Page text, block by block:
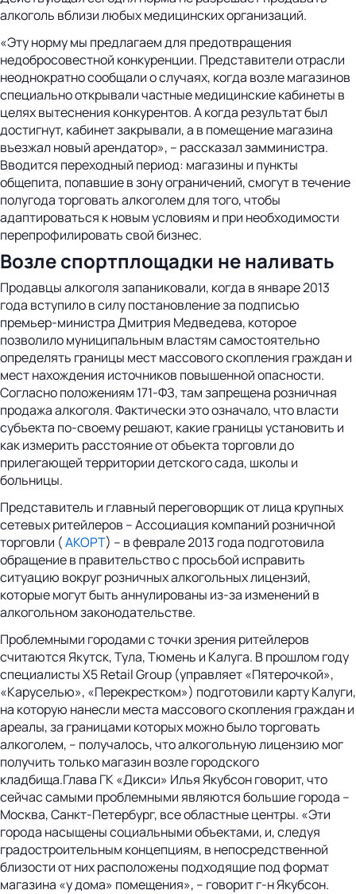
алкоголь вблизи любых медицинских организаций.
«Эту норму мы предлагаем для предотвращения
недобросовестной конкуренции. Представители отрасли
неоднократно сообщали о случаях, когда возле магазинов
специально открывали частные медицинские кабинеты в
целях вытеснения конкурентов. А когда результат был
достигнут, кабинет закрывали, а в помещение магазина
въезжал новый арендатор», – рассказал замминистра.
Вводится переходный период: магазины и пункты
общепита, попавшие в зону ограничений, смогут в течение
полугода торговать алкоголем для того, чтобы
адаптироваться к новым условиям и при необходимости
перепрофилировать свой бизнес.
Возле спортплощадки не наливать
Продавцы алкоголя запаниковали, когда в январе 2013
года вступило в силу постановление за подписью
премьер-министра Дмитрия Медведева, которое
позволило муниципальным властям самостоятельно
определять границы мест массового скопления граждан и
мест нахождения источников повышенной опасности.
Согласно положениям 171-ФЗ, там запрещена розничная
продажа алкоголя. Фактически это означало, что власти
субъекта по-своему решают, какие границы установить и
как измерить расстояние от объекта торговли до
прилегающей территории детского сада, школы и
больницы.
Представитель и главный переговорщик от лица крупных
сетевых ритейлеров – Ассоциация компаний розничной
торговли (АКОРТ) – в феврале 2013 года подготовила
обращение в правительство с просьбой исправить
ситуацию вокруг розничных алкогольных лицензий,
которые могут быть аннулированы из-за изменений в
алкогольном законодательстве.
Проблемными городами с точки зрения ритейлеров
считаются Якутск, Тула, Тюмень и Калуга. В прошлом году
специалисты X5 Retail Group (управляет «Пятерочкой»,
«Каруселью», «Перекрестком») подготовили карту Калуги,
на которую нанесли места массового скопления граждан и
ареалы, за границами которых можно было торговать
алкоголем, – получалось, что алкогольную лицензию мог
получить только магазин возле городского
кладбища.Глава ГК «Дикси» Илья Якубсон говорит, что
сейчас самыми проблемными являются большие города –
Москва, Санкт-Петербург, все областные центры. «Эти
города насыщены социальными объектами, и, следуя
градостроительным концепциям, в непосредственной
близости от них расположены подходящие под формат
магазина «у дома» помещения», – говорит г-н Якубсон.